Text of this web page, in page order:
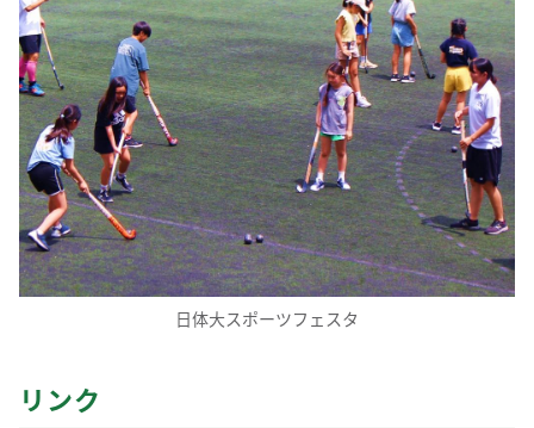
日体大スポーツフェスタ
リンク